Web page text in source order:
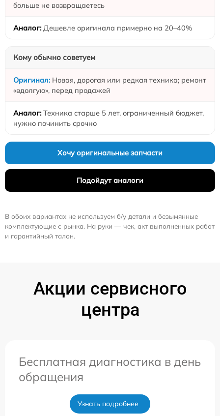
больше не возвращаетесь
Дешевле оригинала примерно на 20–40%
Кому обычно советуем
Новая, дорогая или редкая техника; ремонт
«вдолгую», перед продажей
Техника старше 5 лет, ограниченный бюджет,
нужно починить срочно
Хочу оригинальные запчасти
Подойдут аналоги
В обоих вариантах не используем б/у детали и безымянные
комплектующие с рынка. На руки — чек, акт выполненных работ
и гарантийный талон.
Акции сервисного
центра
Бесплатная диагностика в день
обращения
Узнать подробнее